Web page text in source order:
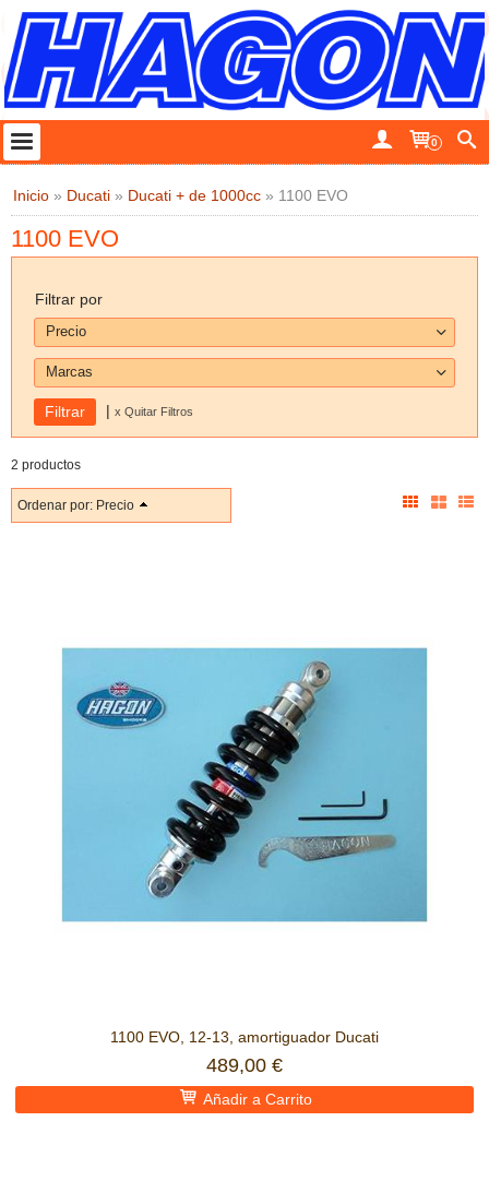
0
Inicio » Ducati » Ducati + de 1000cc » 1100 EVO
1100 EVO
Filtrar por
Precio
Marcas
| x Quitar Filtros
2 productos
Ordenar por: Precio
1100 EVO, 12-13, amortiguador Ducati
489,00 €
Añadir a Carrito